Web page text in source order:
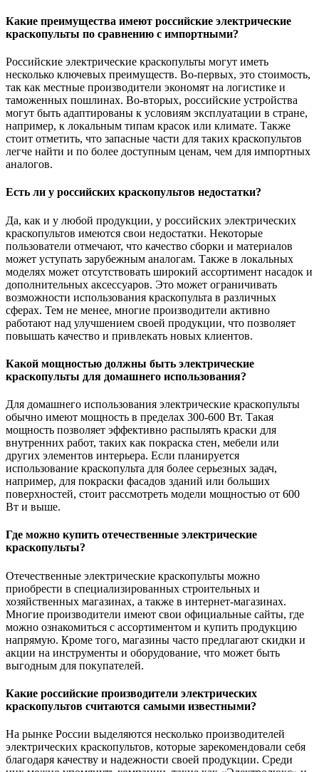
Какие преимущества имеют российские электрические
краскопульты по сравнению с импортными?
Российские электрические краскопульты могут иметь
несколько ключевых преимуществ. Во-первых, это стоимость,
так как местные производители экономят на логистике и
таможенных пошлинах. Во-вторых, российские устройства
могут быть адаптированы к условиям эксплуатации в стране,
например, к локальным типам красок или климате. Также
стоит отметить, что запасные части для таких краскопультов
легче найти и по более доступным ценам, чем для импортных
аналогов.
Есть ли у российских краскопультов недостатки?
Да, как и у любой продукции, у российских электрических
краскопультов имеются свои недостатки. Некоторые
пользователи отмечают, что качество сборки и материалов
может уступать зарубежным аналогам. Также в локальных
моделях может отсутствовать широкий ассортимент насадок и
дополнительных аксессуаров. Это может ограничивать
возможности использования краскопульта в различных
сферах. Тем не менее, многие производители активно
работают над улучшением своей продукции, что позволяет
повышать качество и привлекать новых клиентов.
Какой мощностью должны быть электрические
краскопульты для домашнего использования?
Для домашнего использования электрические краскопульты
обычно имеют мощность в пределах 300-600 Вт. Такая
мощность позволяет эффективно распылять краски для
внутренних работ, таких как покраска стен, мебели или
других элементов интерьера. Если планируется
использование краскопульта для более серьезных задач,
например, для покраски фасадов зданий или больших
поверхностей, стоит рассмотреть модели мощностью от 600
Вт и выше.
Где можно купить отечественные электрические
краскопульты?
Отечественные электрические краскопульты можно
приобрести в специализированных строительных и
хозяйственных магазинах, а также в интернет-магазинах.
Многие производители имеют свои официальные сайты, где
можно ознакомиться с ассортиментом и купить продукцию
напрямую. Кроме того, магазины часто предлагают скидки и
акции на инструменты и оборудование, что может быть
выгодным для покупателей.
Какие российские производители электрических
краскопультов считаются самыми известными?
На рынке России выделяются несколько производителей
электрических краскопультов, которые зарекомендовали себя
благодаря качеству и надежности своей продукции. Среди